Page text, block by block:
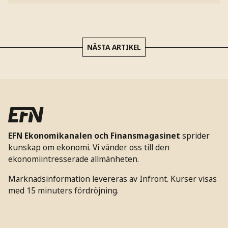
NÄSTA ARTIKEL
EFN Ekonomikanalen och Finansmagasinet sprider
kunskap om ekonomi. Vi vänder oss till den
ekonomiintresserade allmänheten.
Marknadsinformation levereras av Infront. Kurser visas
med 15 minuters fördröjning.